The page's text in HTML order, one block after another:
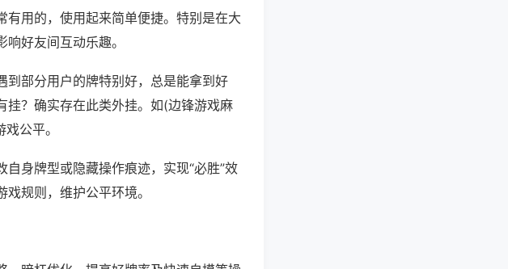
用的，使用起来简单便捷。特别是在大
好友间互动乐趣。
到部分用户的牌特别好，总是能拿到好
挂？确实存在此类外挂。如(边锋游戏麻
公平。
身牌型或隐藏操作痕迹，实现“必胜”效
规则，维护公平环境。